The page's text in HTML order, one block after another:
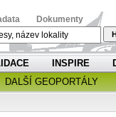
Dokumenty
INSPIRE
DALŠÍ GEOPORTÁLY